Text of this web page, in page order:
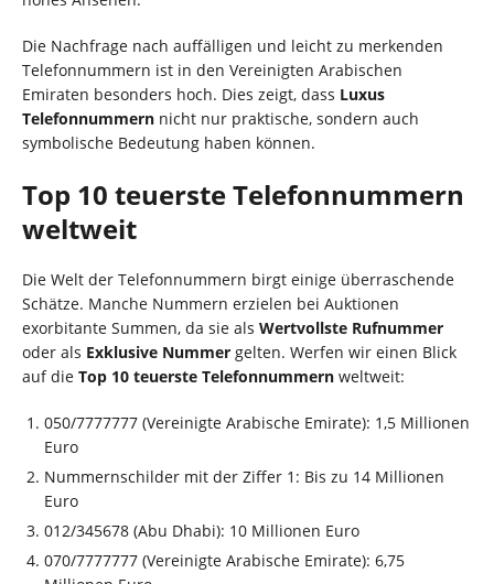
Die Nachfrage nach auffälligen und leicht zu merkenden
Telefonnummern ist in den Vereinigten Arabischen
Emiraten besonders hoch. Dies zeigt, dass Luxus
Telefonnummern nicht nur praktische, sondern auch
symbolische Bedeutung haben können.
Top 10 teuerste Telefonnummern
weltweit
Die Welt der Telefonnummern birgt einige überraschende
Schätze. Manche Nummern erzielen bei Auktionen
exorbitante Summen, da sie als Wertvollste Rufnummer
oder als Exklusive Nummer gelten. Werfen wir einen Blick
auf die Top 10 teuerste Telefonnummern weltweit:
050/7777777 (Vereinigte Arabische Emirate): 1,5 Millionen
Euro
Nummernschilder mit der Ziffer 1: Bis zu 14 Millionen
Euro
012/345678 (Abu Dhabi): 10 Millionen Euro
070/7777777 (Vereinigte Arabische Emirate): 6,75